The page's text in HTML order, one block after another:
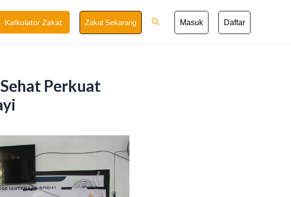
Kalkulator Zakat Zakat Sekarang Search Masuk Daftar
Perkuat